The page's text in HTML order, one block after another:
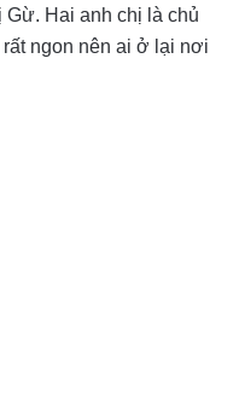
Hai anh chị là chủ
rất ngon nên ai ở lại nơi